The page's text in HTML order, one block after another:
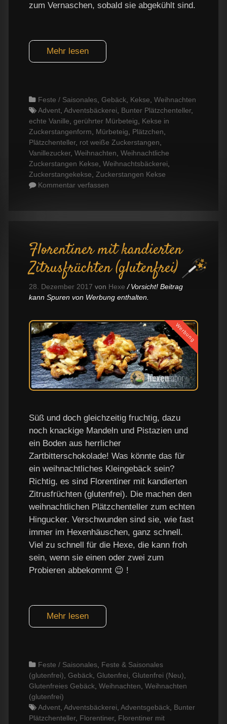
zum Vernaschen, sobald sie abgekühlt sind.
Mehr lesen
Categories
Feste / Saisonales Gebäck Kekse Weihnachten
Tags
Advent Adventsbäckerei Bunter Plätzchenteller,
echte Vanille gerührter Mürbeteig
Kekse in
Zuckerstangenform
Mürbeteig Plätzchen
Plätzchenteller, rot weiße Zuckerstangen
Vanillezucker, Weihnachten Weihnachtliche
Zuckerstangen Kekse Weihnachtsbäckerei
Zuckerstangekekse
Zuckerstangen Kekse
Kommentar verfassen
Florentiner mit kandierten
Zitrusfrüchten (glutenfrei)
28. Dezember 2017 von Hexe
Vorsicht! Beitrag
kann Spuren von Werbung enthalten.
Werbung
Süß und doch gleichzeitig fruchtig, dazu
noch knackige Mandeln und Pistazien und
ein Boden aus herrlicher
Zartbitterschokolade! Was könnte das für
ein weihnachtliches Kleingebäck sein?
Richtig, es sind Florentiner mit kandierten
Zitrusfrüchten (glutenfrei). Die machen den
weihnachtlichen Plätzchenteller zum echten
Hingucker. Verschwunden sind sie, wie fast
immer im Hexenhäuschen, ganz schnell.
Viel zu schnell für die Hexe, die kann froh
sein, wenn sie einen oder zwei zum
Probieren abbekommt 😉 !
Mehr lesen
Categories
Feste / Saisonales Feste & Saisonales
(glutenfrei)
Gebäck Glutenfrei Glutenfrei (Neu)
Glutenfreies Gebäck Weihnachten Weihnachten
(glutenfrei)
Tags
Advent Adventsbäckerei Adventsgebäck Bunter
Plätzchenteller, Florentiner, Florentiner mit